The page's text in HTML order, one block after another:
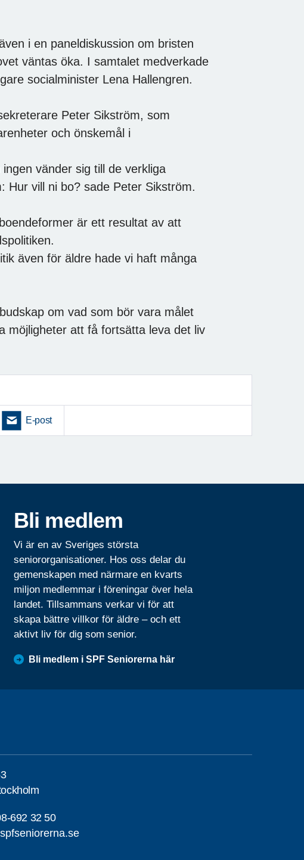
i en paneldiskussion om bristen
väntas öka. I samtalet medverkade
socialminister Lena Hallengren.
Peter Sikström, som
och önskemål i
vänder sig till de verkliga
Hur vill ni bo? sade Peter Sikström.
är ett resultat av att
även för äldre hade vi haft många
om vad som bör vara målet
möjligheter att få fortsätta leva det liv
E-post
Bli medlem
Vi är en av Sveriges största
seniororganisationer. Hos oss delar du
gemenskapen med närmare en kvarts
miljon medlemmar i föreningar över hela
landet. Tillsammans verkar vi för att
skapa bättre villkor för äldre – och ett
aktivt liv för dig som senior.
Bli medlem i SPF Seniorerna här
692 32 50